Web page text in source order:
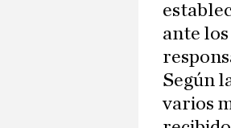
ante
Según
varios